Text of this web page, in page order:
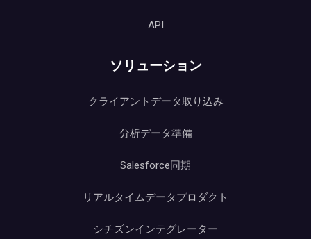
API
ソリューション
クライアントデータ取り込み
分析データ準備
Salesforce同期
リアルタイムデータプロダクト
シチズンインテグレーター